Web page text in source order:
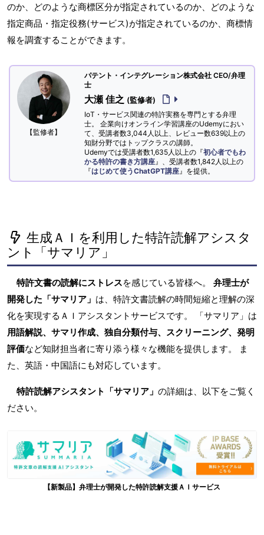
のか、どのような商標区分が指定されているのか、どのような
指定商品・指定役務(サービス)が指定されているのか、商標情
報を調査することができます。
【監修者】
パテント・インテグレーション株式会社 CEO/弁理
士
大瀬 佳之 (監修者)
IoT・サービス関連の特許実務を専門とする弁理
士。 企業向けオンライン学習講座のUdemyにおい
て、受講者数3,044人以上、レビュー数639以上の
知財分野ではトップクラスの講師。
Udemyでは受講者数1,635人以上の『初心者でもわ
かる特許の書き方講座 』、受講者数1,842人以上の
『はじめて使うChatGPT講座 』を提供。
生成ＡＩを利用した特許読解アシスタ
ント「サマリア」
特許文書の読解にストレスを感じている皆様へ。 弁理士が
開発した「サマリア」 は、特許文書読解の時間短縮と理解の深
化を実現するＡＩアシスタントサービスです。 「サマリア」は
用語解説、サマリ作成、独自分類付与、スクリーニング、発明
評価など知財担当者に寄り添う様々な機能を提供します。 ま
た、英語・中国語にも対応しています。
特許読解アシスタント「サマリア」 の詳細は、以下をご覧く
ださい。
【新製品】弁理士が開発した特許読解支援ＡＩサービス